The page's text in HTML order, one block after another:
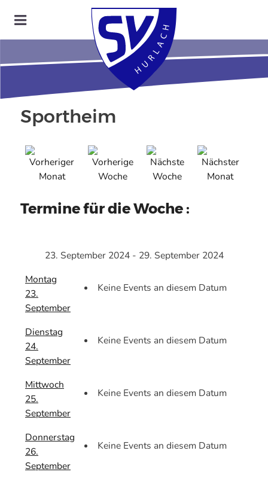
Sportheim
Termine für die Woche :
23. September 2024 - 29. September 2024
Montag
23.
September
Keine Events an diesem Datum
Dienstag
24.
September
Keine Events an diesem Datum
Mittwoch
25.
September
Keine Events an diesem Datum
Donnerstag
26.
September
Keine Events an diesem Datum